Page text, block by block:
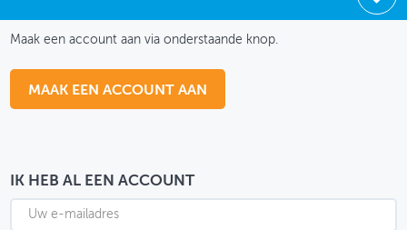
THEMASITES
MIJN PROFIEL
Maak een account aan via onderstaande knop.
MAAK EEN ACCOUNT AAN
IK HEB AL EEN ACCOUNT